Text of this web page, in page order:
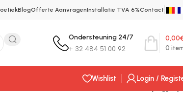
BlogOfferte AanvragenInstallatie TVA 6%Contact
Ondersteuning 24/7
+ 32 484 51 00 92 0
0,00
Wishlist
Login /